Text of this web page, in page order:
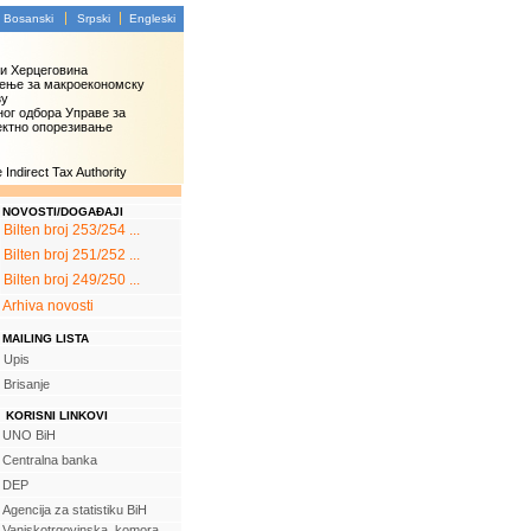
Bosanski Srpski Engleski
Херцеговина
за макроекономску
одбора Управе за
опорезивање
Tax Authority
NOVOSTI/DOGAĐAJI
Bilten broj 253/254 ...
Bilten broj 251/252 ...
Bilten broj 249/250 ...
Arhiva novosti
MAILING LISTA
Upis
Brisanje
KORISNI LINKOVI
UNO BiH
Centralna banka
DEP
Agencija za statistiku BiH